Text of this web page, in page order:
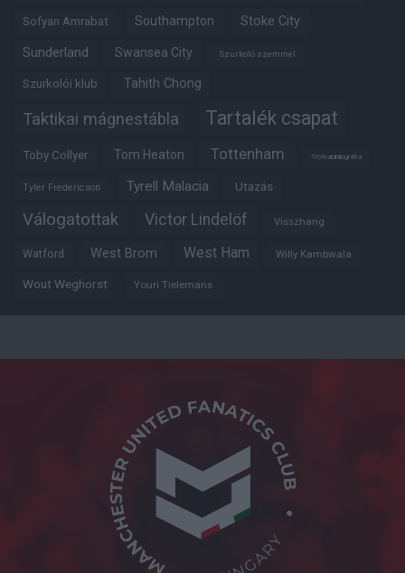
Sofyan Amrabat Southampton Stoke City
Sunderland Swansea City Szurkoló szemmel
Szurkolói klub Tahith Chong
Taktikai mágnestábla Tartalék csapat
Toby Collyer Tom Heaton Tottenham Trófeabibliográfia
Tyler Fredericson Tyrell Malacia Utazás
Válogatottak Victor Lindelöf Visszhang
Watford West Brom West Ham Willy Kambwala
Wout Weghorst Youri Tielemans